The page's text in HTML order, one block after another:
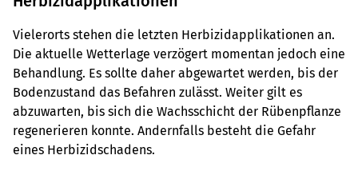
Vielerorts stehen die letzten Herbizidapplikationen an.
Die aktuelle Wetterlage verzögert momentan jedoch eine
Behandlung. Es sollte daher abgewartet werden, bis der
Bodenzustand das Befahren zulässt. Weiter gilt es
abzuwarten, bis sich die Wachsschicht der Rübenpflanze
regenerieren konnte. Andernfalls besteht die Gefahr
eines Herbizidschadens.